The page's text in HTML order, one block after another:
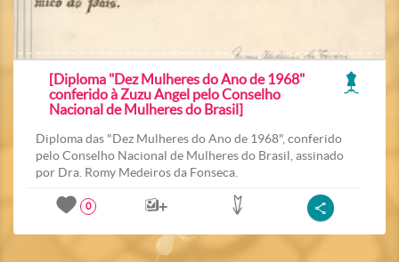
[Diploma "Dez Mulheres do Ano de 1968"
conferido à Zuzu Angel pelo Conselho
Nacional de Mulheres do Brasil]
Diploma das "Dez Mulheres do Ano de 1968", conferido
pelo Conselho Nacional de Mulheres do Brasil, assinado
por Dra. Romy Medeiros da Fonseca.
0